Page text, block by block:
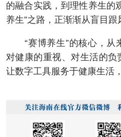
的融合实践，到理性养生的
养生”之路，正渐渐从盲目跟
“赛博养生”的核心，从
对健康的重视、对生活的负
让数字工具服务于健康生活